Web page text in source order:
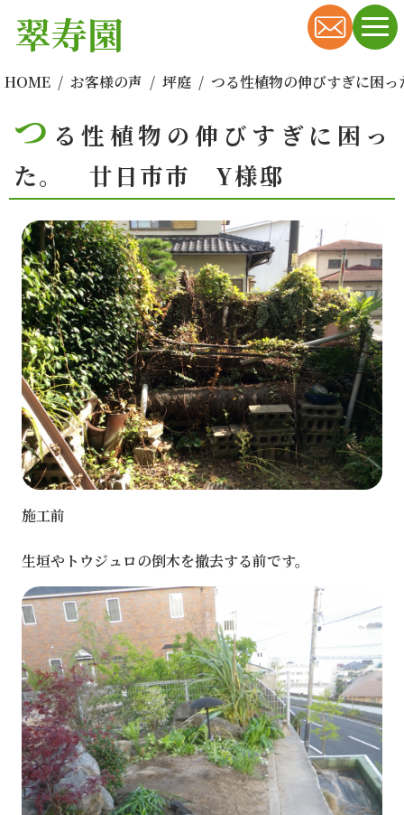
翠寿園
HOME お客様の声 坪庭 つる性植物の伸びすぎに困
つ る性植物の伸びすぎに困っ
た。 廿日市市 Y様邸
施工前
生垣やトウジュロの倒木を撤去する前です。